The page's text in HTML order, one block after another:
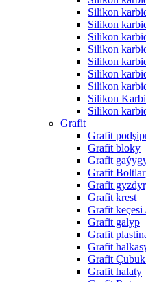
Silikon
Silikon
Silikon
Silikon
Silikon
Silikon
Silikon
Silikon
Silikon
Grafit
Grafit
Grafit bloky
Grafit
Grafit
Grafit
Grafit krest
Grafit keçesi
Grafit galyp
Grafit
Grafit
Grafit
Grafit halaty